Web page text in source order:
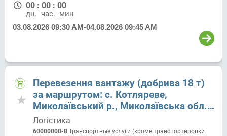
00 : 00 : 00
дн. час. мин.
03.08.2026 09:30 AM-04.08.2026 09:45 AM
Перевезення вантажу (добрива 18 т)
за маршрутом: с. Котляреве,
Миколаївський р., Миколаївська обл. -
с. Миролюбівка, Херсонський р.,
Херсонська обл.
Логістика
60000000-8 Транспортные услуги (кроме транспортировки